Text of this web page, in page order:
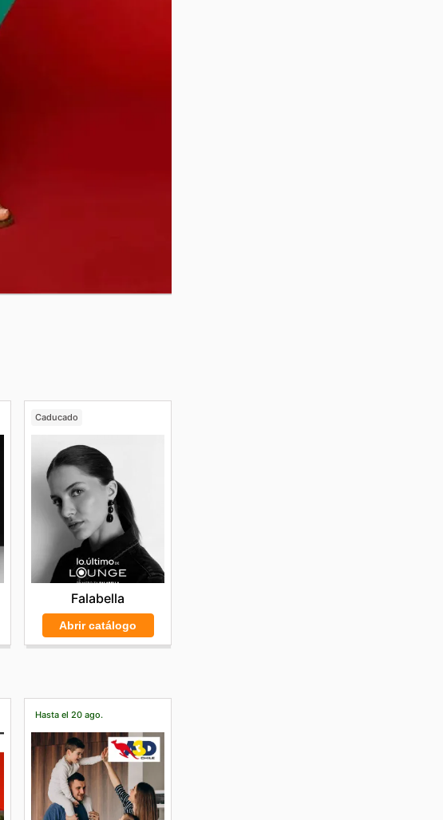
Caducado
Falabella
Abrir catálogo
Hasta el 20 ago.